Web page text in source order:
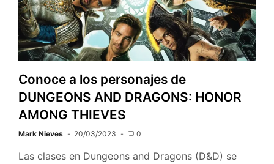
Conoce a los personajes de
DUNGEONS AND DRAGONS: HONOR
AMONG THIEVES
Mark Nieves 20/03/2023 0
Las clases en Dungeons and Dragons (D&D) se